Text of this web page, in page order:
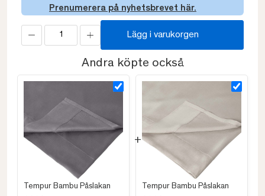
Prenumerera på nyhetsbrevet här.
Lägg i varukorgen
Andra köpte också
Tempur Bambu Påslakan
Tempur Bambu Påslakan